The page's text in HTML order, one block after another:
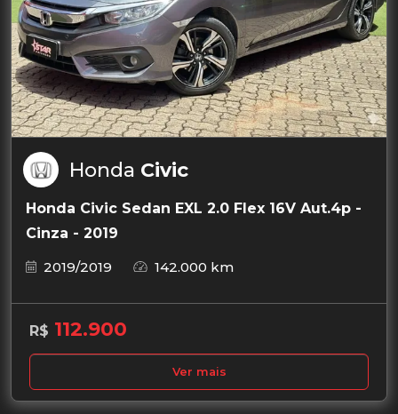
Honda Civic
Honda Civic Sedan EXL 2.0 Flex 16V Aut.4p -
Cinza - 2019
2019/2019
142.000 km
R$ 112.900
Ver mais